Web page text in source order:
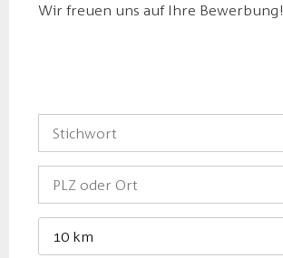
Wir freuen uns auf Ihre Bewerbung!
10 km